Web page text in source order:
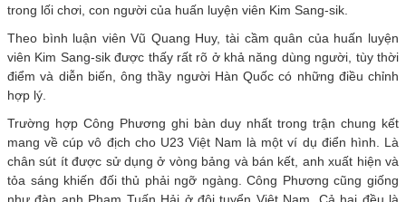
trong lối chơi, con người của huấn luyện viên Kim Sang-sik.
Theo bình luận viên Vũ Quang Huy, tài cầm quân của huấn luyện
viên Kim Sang-sik được thấy rất rõ ở khả năng dùng người, tùy thời
điểm và diễn biến, ông thầy người Hàn Quốc có những điều chỉnh
hợp lý.
Trường hợp Công Phương ghi bàn duy nhất trong trận chung kết
mang về cúp vô địch cho U23 Việt Nam là một ví dụ điển hình. Là
chân sút ít được sử dụng ở vòng bảng và bán kết, anh xuất hiện và
tỏa sáng khiến đối thủ phải ngỡ ngàng. Công Phương cũng giống
như đàn anh Phạm Tuấn Hải ở đội tuyển Việt Nam. Cả hai đều là